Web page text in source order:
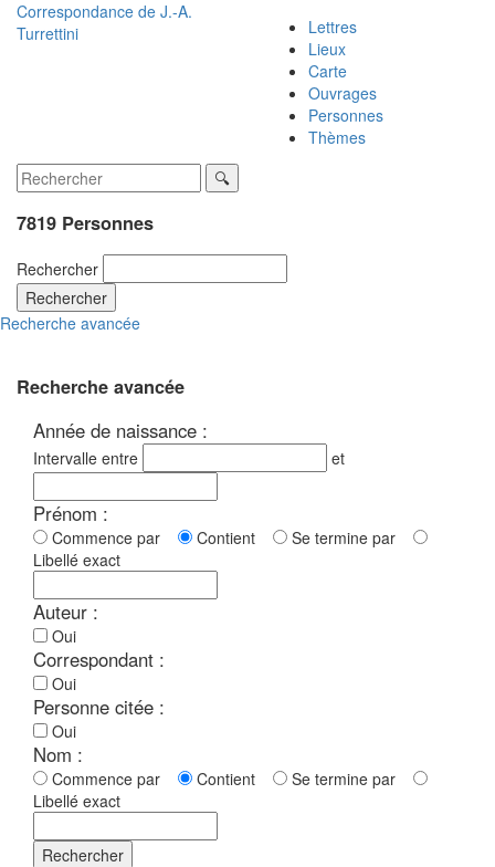
Correspondance de J.-A.
Turrettini
Lettres
Lieux
Carte
Ouvrages
Personnes
Thèmes
7819 Personnes
Rechercher
Rechercher
Recherche avancée
Recherche avancée
Année de naissance :
Intervalle entre et
Prénom :
Commence par Contient
Se termine par
Libellé exact
Auteur :
Oui
Correspondant :
Oui
Personne citée :
Oui
Nom :
Commence par Contient
Se termine par
Libellé exact
Rechercher